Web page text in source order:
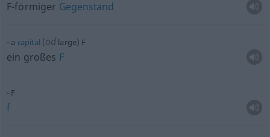
F-förmiger Gegenstand
a capital (od large) F
ein großes F
F
f